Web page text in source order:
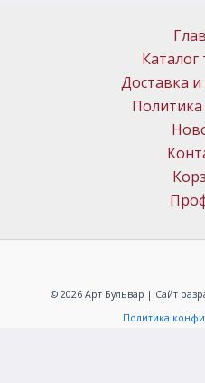
Доставка
© 2026 Арт Бульвар | Сайт
Политика